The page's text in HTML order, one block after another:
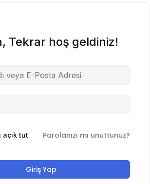
Tekrar hoş geldiniz!
açık tut Parolanızı mı unuttunuz?
Giriş Yap